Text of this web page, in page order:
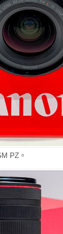
PZ。